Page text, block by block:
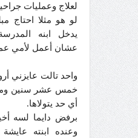
لعلاج وعمليات
لو هو مثلا احتاج
يدخل ابنه
عشان أعمل لأمي
واحد تالت عايزني
خمس عشر سنين
أي حد يتولاها.
برفض دايما لسه
وعنده ابنته